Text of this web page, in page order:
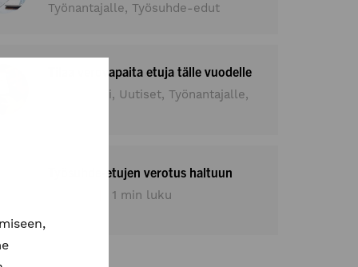
Työnantajalle, Työsuhde-edut
Tilaa verovapaita etuja tälle vuodelle
Hyvinvointi, Uutiset, Työnantajalle,
Työsuhde-etujen verotus haltuun
1 min luku